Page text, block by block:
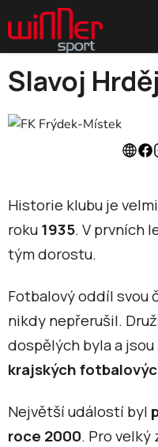
na
obsah
Slavoj
Historie klubu je
roku1935. V prvních
tým dorostu.
Fotbalový oddíl svou
nikdy nepřerušil.
dospělých byla a jsou
krajských
Největší událostí byl
roce 2000. Pro velký